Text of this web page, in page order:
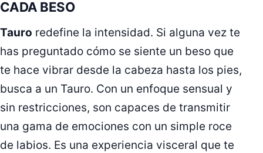
CADA BESO
Tauro redefine la intensidad. Si alguna vez te
has preguntado cómo se siente un beso que
te hace vibrar desde la cabeza hasta los pies,
busca a un Tauro. Con un enfoque sensual y
sin restricciones, son capaces de transmitir
una gama de emociones con un simple roce
de labios. Es una experiencia visceral que te